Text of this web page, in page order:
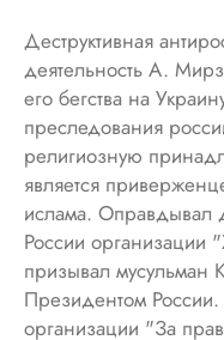
Деструктивная
деятельность А.
его бегства на
преследования
религиозную
является
ислама. Оправдывал
России организации
призывал мусульман
Президентом
организации "За